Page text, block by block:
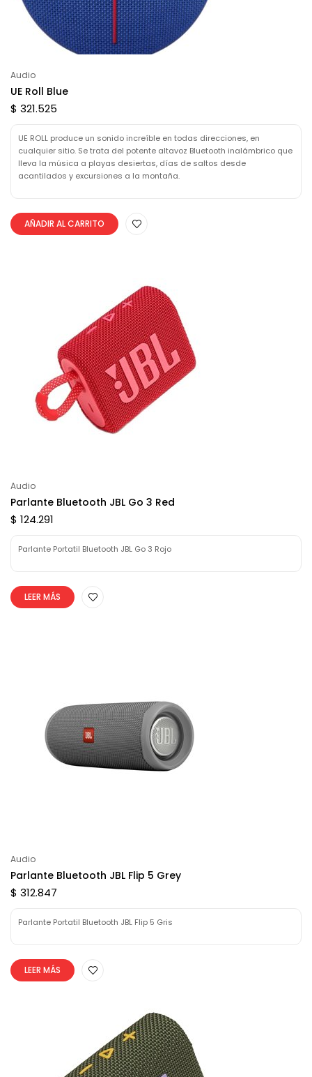
Audio
UE Roll Blue
$ 321.525
UE ROLL produce un sonido increíble en todas direcciones, en
cualquier sitio. Se trata del potente altavoz Bluetooth inalámbrico que
lleva la música a playas desiertas, días de saltos desde
acantilados y excursiones a la montaña.
AÑADIR AL CARRITO
Audio
Parlante Bluetooth JBL Go 3 Red
$ 124.291
Parlante Portatil Bluetooth JBL Go 3 Rojo
LEER MÁS
Audio
Parlante Bluetooth JBL Flip 5 Grey
$ 312.847
Parlante Portatil Bluetooth JBL Flip 5 Gris
LEER MÁS